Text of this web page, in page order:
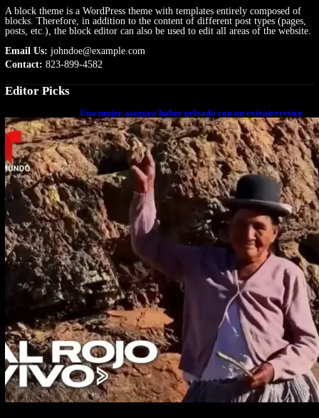
A block theme is a WordPress theme with templates entirely composed of
blocks. Therefore, in addition to the content of different post types (pages,
posts, etc.), the block editor can also be used to edit all areas of the website.
Email Us: johndoe@example.com
Contact: 823-899-4582
Editor Picks
Una mujer asegura haber peleado con un extraterrestre
cuerpo a cuerpo